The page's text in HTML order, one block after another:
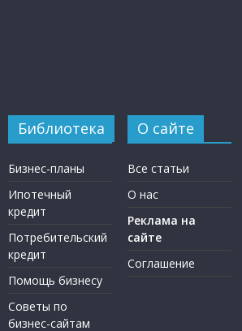
Библиотека
Бизнес-планы
Ипотечный
кредит
Потребительский
кредит
Помощь бизнесу
Советы по
бизнес-сайтам
О сайте
Все статьи
О нас
Реклама на
сайте
Соглашение